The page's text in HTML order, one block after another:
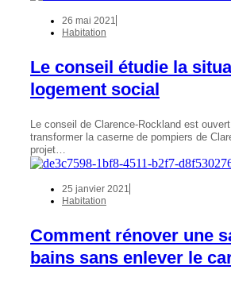
26 mai 2021
Habitation
Le conseil étudie la
logement social
Le conseil de Clarence-Rockland est
transformer la caserne de pompiers de
projet…
25 janvier 2021
Habitation
Comment rénover une
bains sans enlever le